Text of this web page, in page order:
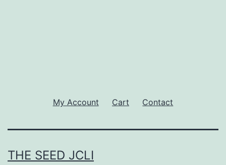
My Account Cart Contact
THE SEED JCLI